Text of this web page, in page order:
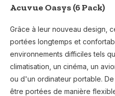
Acuvue Oasys (6 Pack)
Grâce à leur nouveau design,
portées longtemps et
environnements difficiles tels
climatisation, un cinéma, un
ou d'un ordinateur portable.
être portées de manière